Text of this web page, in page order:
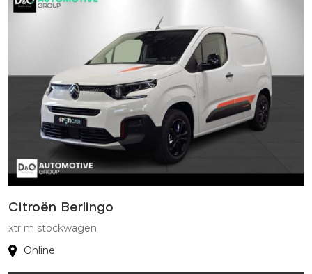
Citroën Berlingo
xtr m stockwagen
Online